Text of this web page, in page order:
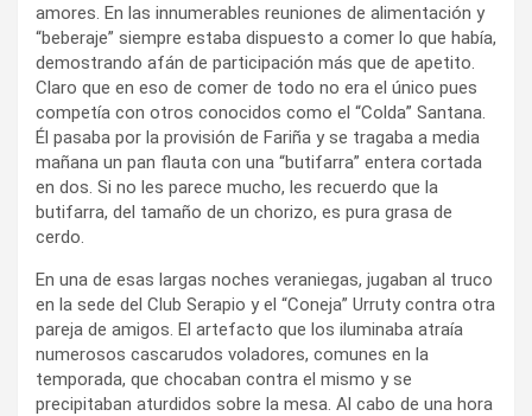
amores. En las innumerables reuniones de alimentación y
“beberaje” siempre estaba dispuesto a comer lo que había,
demostrando afán de participación más que de apetito.
Claro que en eso de comer de todo no era el único pues
competía con otros conocidos como el “Colda” Santana.
Él pasaba por la provisión de Fariña y se tragaba a media
mañana un pan flauta con una “butifarra” entera cortada
en dos. Si no les parece mucho, les recuerdo que la
butifarra, del tamaño de un chorizo, es pura grasa de
cerdo.
En una de esas largas noches veraniegas, jugaban al truco
en la sede del Club Serapio y el “Coneja” Urruty contra otra
pareja de amigos. El artefacto que los iluminaba atraía
numerosos cascarudos voladores, comunes en la
temporada, que chocaban contra el mismo y se
precipitaban aturdidos sobre la mesa. Al cabo de una hora